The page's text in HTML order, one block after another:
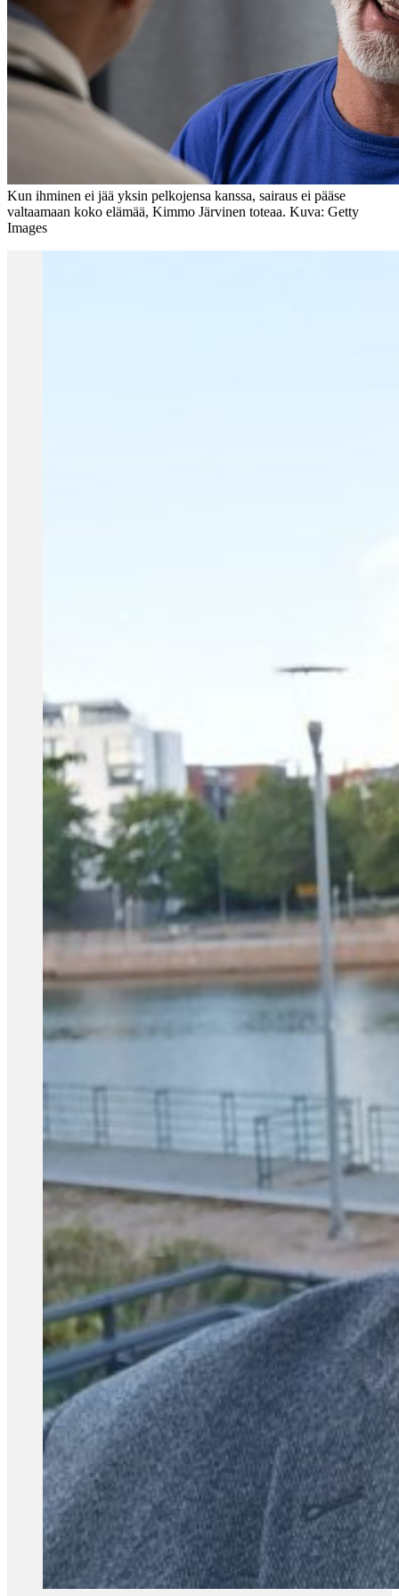
Kun ihminen ei jää yksin pelkojensa kanssa, sairaus ei pääse
valtaamaan koko elämää, Kimmo Järvinen toteaa. Kuva: Getty
Images